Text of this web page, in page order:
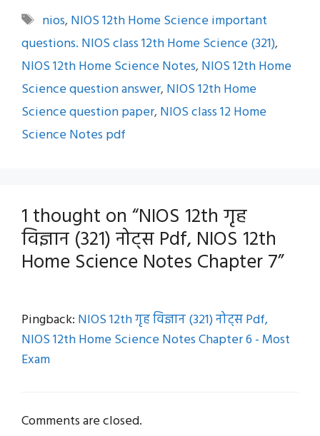
Tags
nios,NIOS 12th Home Science important
questions. NIOS class 12th Home Science (321),
NIOS 12th Home Science Notes,NIOS 12th Home
Science question answer,NIOS 12th Home
Science question paper,NIOS class 12 Home
Science Notes pdf
1 thought on “NIOS 12th गृह
विज्ञान (321) नोट्स Pdf, NIOS 12th
Home Science Notes Chapter 7”
Pingback: NIOS 12th गृह विज्ञान (321) नोट्स Pdf,
NIOS 12th Home Science Notes Chapter 6 - Most
Exam
Comments are closed.